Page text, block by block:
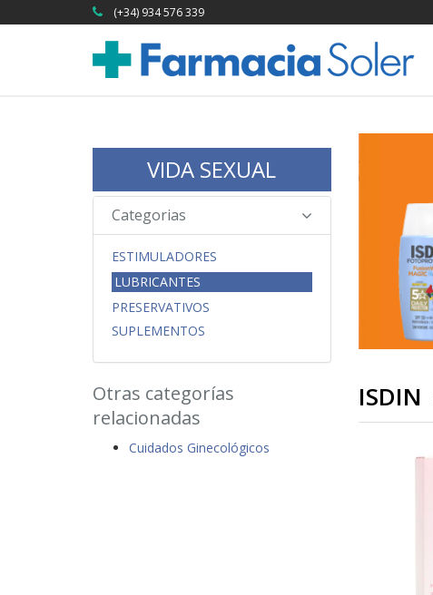
(+34) 934 576 339
VIDA SEXUAL
Categorias
ESTIMULADORES
LUBRICANTES
PRESERVATIVOS
SUPLEMENTOS
Otras categorías
relacionadas
Cuidados Ginecológicos
ISDIN